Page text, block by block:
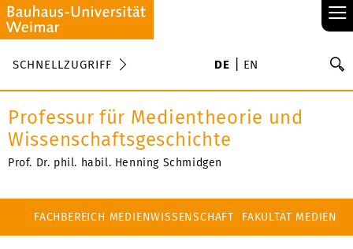
≡
SCHNELLZUGRIFF DE EN
Professur für Medientheorie und
Wissenschaftsgeschichte
Prof. Dr. phil. habil. Henning Schmidgen
FACHBEREICH MEDIENWISSENSCHAFT FAKULTÄT MEDIEN